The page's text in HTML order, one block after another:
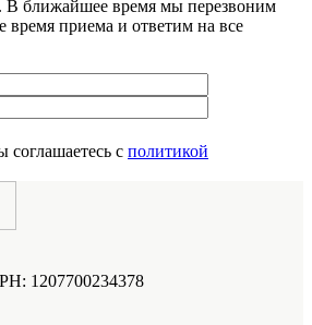
В ближайшее время мы перезвоним
время приема и ответим на все
с политикой
1207700234378